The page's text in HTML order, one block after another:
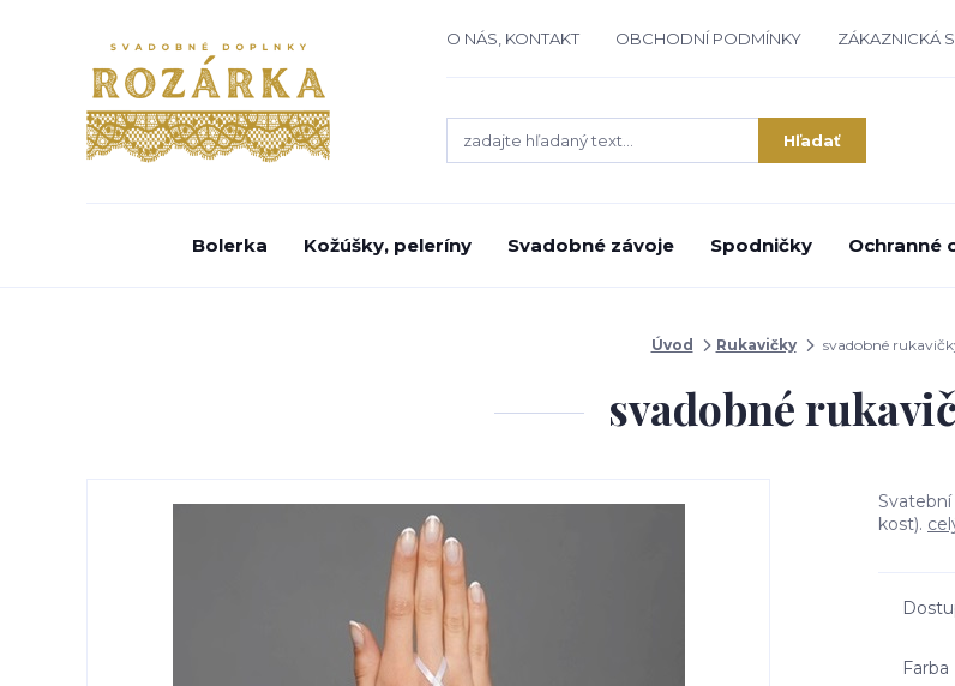
O NÁS, KONTAKT OBCHODNÍ PODMÍNKY ZÁKAZNICKÁ
Hľadať
Bolerka Kožúšky, peleríny Svadobné závoje Spodničky Ochranné
Úvod Rukavičky svadobné
svadobné
Svatební
kost).
Farba